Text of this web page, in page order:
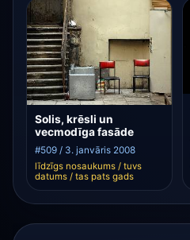
Solis, krēsli un
vecmodīga fasāde
#509 / 3. janvāris 2008
līdzīgs nosaukums / tuvs
datums / tas pats gads